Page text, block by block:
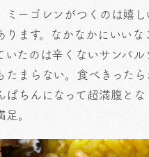
ミーゴレンがつくのは嬉
ります。なかなかにいいな
いたのは辛くないサンバル
たまらない。食べきった
ぱちんになって超満腹とな
足。